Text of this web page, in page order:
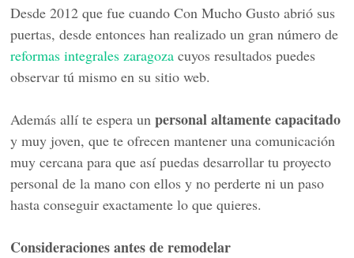
Desde 2012 que fue cuando Con Mucho Gusto abrió sus
puertas, desde entonces han realizado un gran número de
reformas integrales zaragoza cuyos resultados puedes
observar tú mismo en su sitio web.
Además allí te espera unpersonal altamente capacitado
y muy joven, que te ofrecen mantener una comunicación
muy cercana para que así puedas desarrollar tu proyecto
personal de la mano con ellos y no perderte ni un paso
hasta conseguir exactamente lo que quieres.
Consideraciones antes de remodelar